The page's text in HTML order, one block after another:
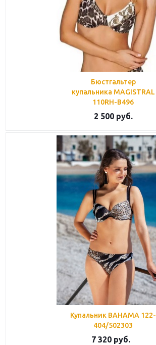
Бюстгальтер
купальника MAGISTRAL
110RH-B496
2 500руб.
Купальник BAHAMA 122-
404/502303
7 320руб.